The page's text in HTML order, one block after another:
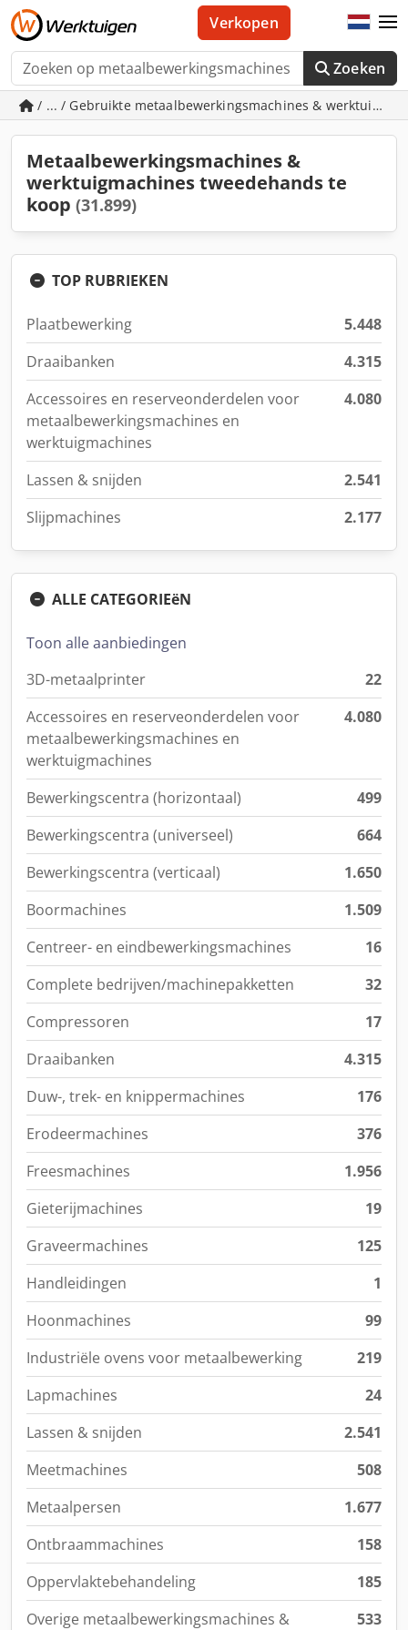
Zoeken
Verkopen
/ ... / Gebruikte metaalbewerkingsmachines &
Metaalbewerkingsmachines &
werktuigmachines tweedehands te
koop (31.899)
TOP RUBRIEKEN
Plaatbewerking
5.448
Draaibanken
4.315
Accessoires en reserveonderdelen voor
metaalbewerkingsmachines en
werktuigmachines
4.080
Lassen & snijden
2.541
Slijpmachines
2.177
ALLE CATEGORIEëN
Toon alle aanbiedingen
3D-metaalprinter
22
Accessoires en reserveonderdelen voor
metaalbewerkingsmachines en
werktuigmachines
4.080
Bewerkingscentra (horizontaal)
499
Bewerkingscentra (universeel)
664
Bewerkingscentra (verticaal)
1.650
Boormachines
1.509
Centreer- en eindbewerkingsmachines
16
Complete bedrijven/machinepakketten
32
Compressoren
17
Draaibanken
4.315
Duw-, trek- en knippermachines
176
Erodeermachines
376
Freesmachines
1.956
Gieterijmachines
19
Graveermachines
125
Handleidingen
1
Hoonmachines
99
Industriële ovens voor metaalbewerking
219
Lapmachines
24
Lassen & snijden
2.541
Meetmachines
508
Metaalpersen
1.677
Ontbraammachines
158
Oppervlaktebehandeling
185
Overige metaalbewerkingsmachines &
533